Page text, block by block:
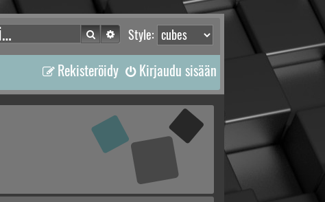
Style:
Etsi Tarkennettu haku
Kirjaudu sisään
Rekisteröidy